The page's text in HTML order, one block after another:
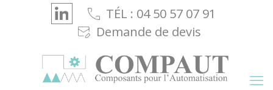
TÉL : 04 50 57 07 91
Demande de devis
Cookies management panel